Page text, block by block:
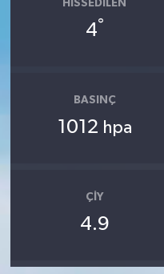
HISSEDILEN
4°
BASINÇ
1012 hpa
ÇIY
4.9